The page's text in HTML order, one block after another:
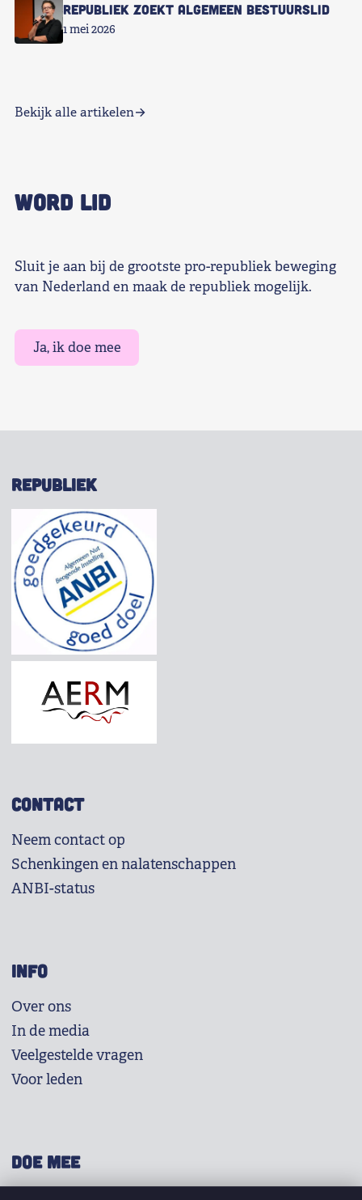
Republiek zoekt Algemeen Bestuurslid
1 mei 2026
Bekijk alle artikelen
WORD LID
Sluit je aan bij de grootste pro-republiek beweging
van Nederland en maak de republiek mogelijk.
Ja, ik doe mee
REPUBLIEK
CONTACT
Neem contact op
Schenkingen en nalatenschappen
ANBI-status
INFO
Over ons
In de media
Veelgestelde vragen
Voor leden
DOE MEE